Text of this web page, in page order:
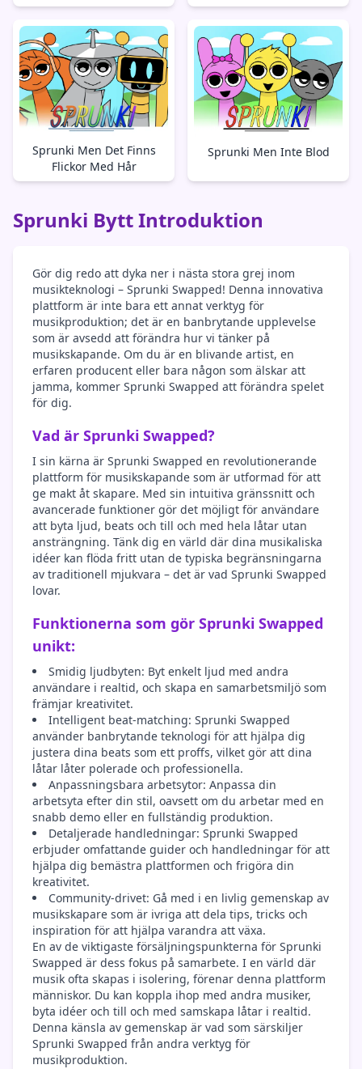
Sprunki Men Det Finns
Flickor Med Hår
Sprunki Men Inte Blod
Sprunki Bytt Introduktion
Gör dig redo att dyka ner i nästa stora grej inom
musikteknologi – Sprunki Swapped! Denna innovativa
plattform är inte bara ett annat verktyg för
musikproduktion; det är en banbrytande upplevelse
som är avsedd att förändra hur vi tänker på
musikskapande. Om du är en blivande artist, en
erfaren producent eller bara någon som älskar att
jamma, kommer Sprunki Swapped att förändra spelet
för dig.
Vad är Sprunki Swapped?
I sin kärna är Sprunki Swapped en revolutionerande
plattform för musikskapande som är utformad för att
ge makt åt skapare. Med sin intuitiva gränssnitt och
avancerade funktioner gör det möjligt för användare
att byta ljud, beats och till och med hela låtar utan
ansträngning. Tänk dig en värld där dina musikaliska
idéer kan flöda fritt utan de typiska begränsningarna
av traditionell mjukvara – det är vad Sprunki Swapped
lovar.
Funktionerna som gör Sprunki Swapped
unikt:
Smidig ljudbyten: Byt enkelt ljud med andra
användare i realtid, och skapa en samarbetsmiljö som
främjar kreativitet.
Intelligent beat-matching: Sprunki Swapped
använder banbrytande teknologi för att hjälpa dig
justera dina beats som ett proffs, vilket gör att dina
låtar låter polerade och professionella.
Anpassningsbara arbetsytor: Anpassa din
arbetsyta efter din stil, oavsett om du arbetar med en
snabb demo eller en fullständig produktion.
Detaljerade handledningar: Sprunki Swapped
erbjuder omfattande guider och handledningar för att
hjälpa dig bemästra plattformen och frigöra din
kreativitet.
Community-drivet: Gå med i en livlig gemenskap av
musikskapare som är ivriga att dela tips, tricks och
inspiration för att hjälpa varandra att växa.
En av de viktigaste försäljningspunkterna för Sprunki
Swapped är dess fokus på samarbete. I en värld där
musik ofta skapas i isolering, förenar denna plattform
människor. Du kan koppla ihop med andra musiker,
byta idéer och till och med samskapa låtar i realtid.
Denna känsla av gemenskap är vad som särskiljer
Sprunki Swapped från andra verktyg för
musikproduktion.